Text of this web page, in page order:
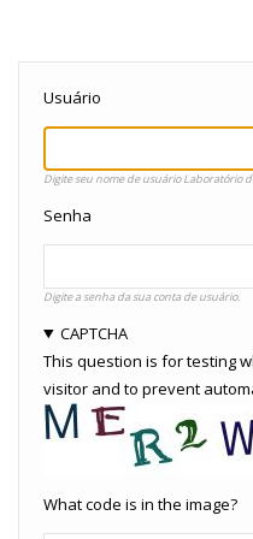
Usuário
Digite seu nome de usuário Laboratório
Senha
Digite a senha da sua conta de usuário.
CAPTCHA
This question is for testing
visitor and to prevent
What code is in the image?